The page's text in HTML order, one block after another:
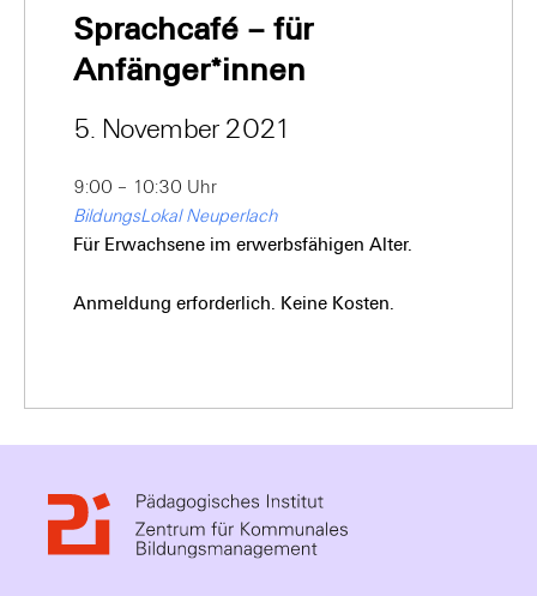
Sprachcafé – für
Anfänger*innen
5. November 2021
9:00 – 10:30 Uhr
BildungsLokal Neuperlach
Für Erwachsene im erwerbsfähigen Alter.
Anmeldung erforderlich. Keine Kosten.